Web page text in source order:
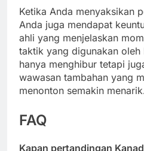
Ketika Anda menyaksikan
Anda juga mendapat
ahli yang menjelaskan
taktik yang digunakan
hanya menghibur tetapi
wawasan tambahan yang
menonton semakin
FAQ
Kapan pertandingan